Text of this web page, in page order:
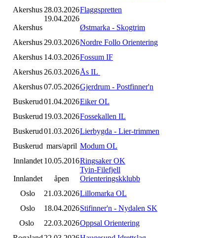
Akershus 28.03.2026Flaggspretten
Akershus
19.04.2026
Østmarka - Skogtrim
Akershus 29.03.2026Nordre Follo Orientering
Akershus 14.03.2026Fossum IF
Akershus 26.03.2026Ås IL
Akershus07.05.2026Gjerdrum - Postfinner'n
Buskerud01.04.2026Eiker OL
Buskerud 19.03.2026Fossekallen IL
Buskerud01.03.2026Lierbygda - Lier-trimmen
Buskerud mars/april Modum OL
Innlandet 10.05.2016Ringsaker OK
Innlandet åpen
Tyin-Filefjell
Orienteringskklubb
Oslo
21.03.2026Lillomarka OL
Oslo
18.04.2026Stifinner'n - Nydalen SK
Oslo
22.03.2026Oppsal Orientering